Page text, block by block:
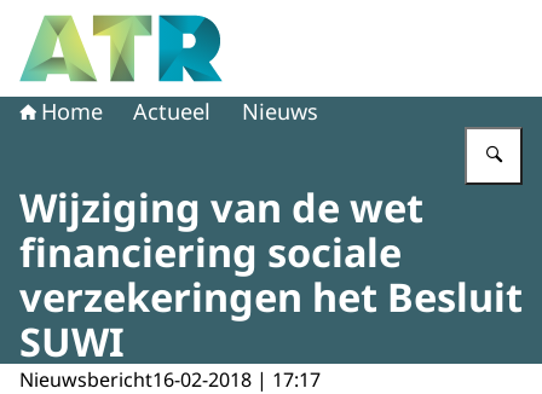
Naar de homepage van Adviescollege toetsing regeldruk
Home Actueel Nieuws
Wijziging van de wet
financiering sociale
verzekeringen het Besluit
SUWI
Nieuwsbericht16-02-2018 | 17:17